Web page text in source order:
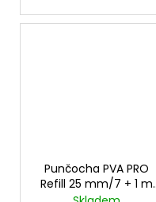
Punčocha PVA PRO
Refill 25 mm/7 + 1 m